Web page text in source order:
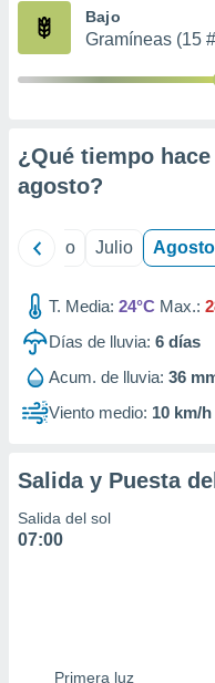
publicidad
1199
Bajo
Gramíneas (15
¿Qué tiempo
agosto?
Junio Julio Agosto
T. Media: 24°C Max.:
Días de lluvia: 6 días
Acum. de lluvia: 36
Viento medio: 10 km/h
Salida y Puesta
Salida del sol
07:00
Primera luz